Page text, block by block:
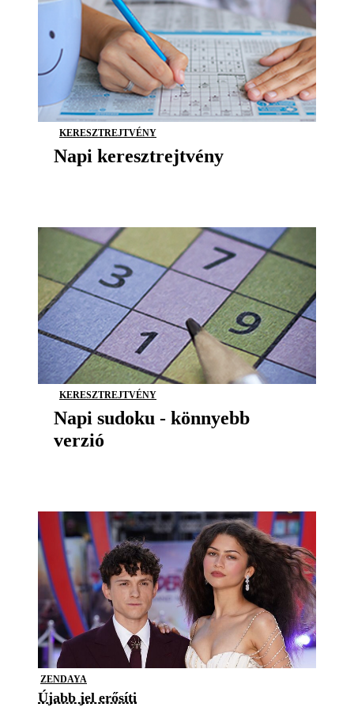
KERESZTREJTVÉNY
Napi keresztrejtvény
KERESZTREJTVÉNY
Napi sudoku - könnyebb
verzió
ZENDAYA
Újabb jel erősíti